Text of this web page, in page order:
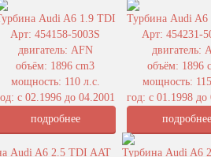
Audi A6 1.9 TDI
Арт: 454158-5003S
двигатель: AFN
объём: 1896 cm3
мощность: 110 л.с.
с 02.1996 до 04.2001
подробнее
Турбина Audi
Арт: 454231-
двигатель:
объём: 1896
мощность:
год: с 01.1998 до
подробнее
Audi A6 2.5 TDI AAT
Турбина Audi A6